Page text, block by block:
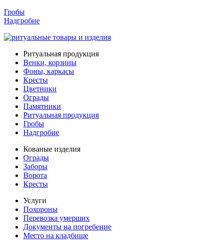
Гробы
Надгробие
Ритуальная продукция
Венки, корзины
Фоны, каркасы
Кресты
Цветники
Ограды
Памятники
Ритуальная продукция
Гробы
Надгробие
Кованые изделия
Ограды
Заборы
Ворота
Кресты
Услуги
Похороны
Перевозка умерших
Документы на погребение
Место на кладбище